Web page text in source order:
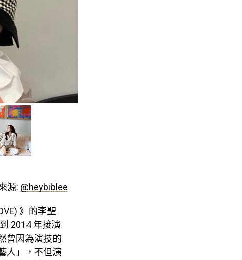
源: @heybiblee
》的李聖
2014 年接演
曾因為演技的
人」，不但演